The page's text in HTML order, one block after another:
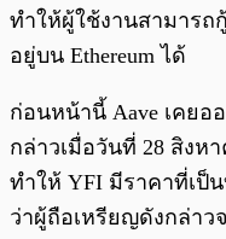
ทำให้ผู้ใช้งานสามารถ
อยู่บน Ethereum ได้
ก่อนหน้านี้ Aave เคยอ
กล่าวเมื่อวันที่ 28 สิง
ทำให้ YFI มีราคาที่เป็
ว่าผู้ถือเหรียญดังกล่าว